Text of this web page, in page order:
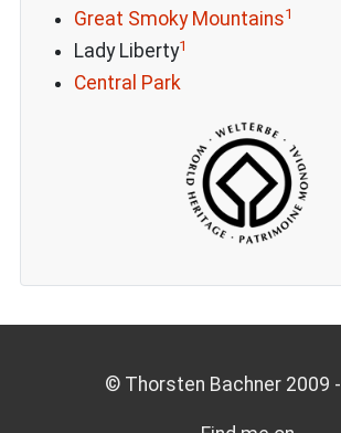
Great Smoky Mountains1
Lady Liberty1
Central Park
© Thorsten Bachner 2009 -